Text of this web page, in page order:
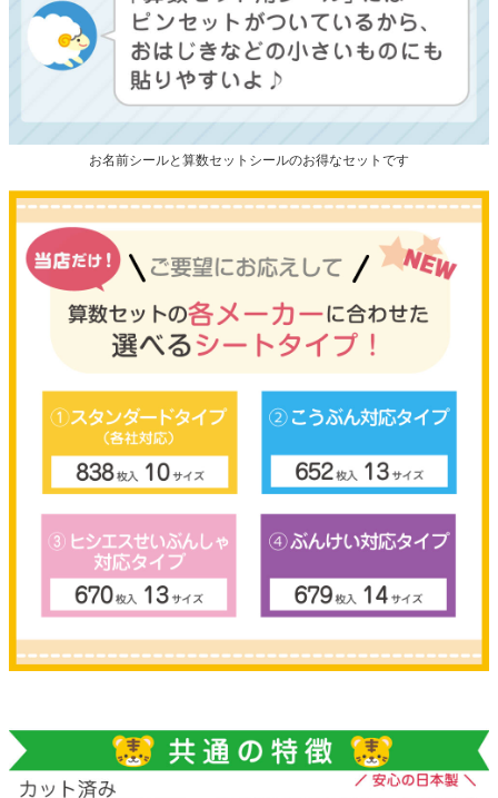
お名前シールと算数セットシールのお得なセットです